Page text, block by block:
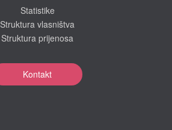
Statistike
Struktura vlasništva
Struktura prijenosa
Kontakt